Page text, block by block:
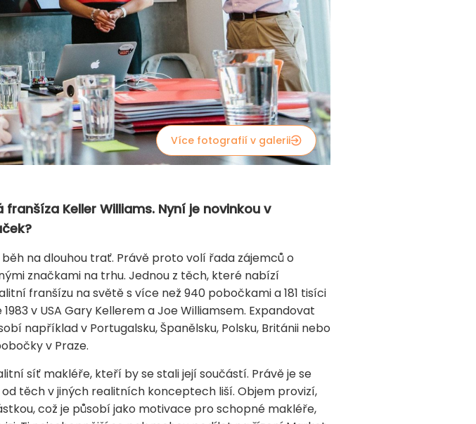
Více fotografií v galerii
Keller Williams. Nyní je novinkou v
na dlouhou trať. Právě proto volí řada zájemců o
značkami na trhu. Jednou z těch, které nabízí
franšízu na světě s více než 940 pobočkami a 181 tisíci
v USA Gary Kellerem a Joe Williamsem. Expandovat
například v Portugalsku, Španělsku, Polsku, Británii nebo
v Praze.
síť makléře, kteří by se stali její součástí. Právě je se
těch v jiných realitních konceptech liší. Objem provizí,
což je působí jako motivace pro schopné makléře,